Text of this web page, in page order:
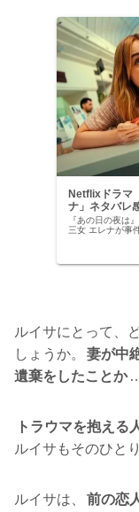
Netflixドラマ
ナ」ネタバレ
『あの日の夜は
三女 エレナが事
ルイサにとって、
しょうか。
妻が中
遺棄をしたことか
トラウマを抱える
ルイサもそのひと
ルイサは、
前の恋